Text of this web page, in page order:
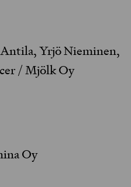
Yrjö Nieminen,
/ Mjölk Oy
Oy